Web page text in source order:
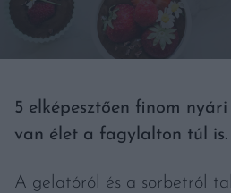
5 elképesztően finom
van élet a fagylalton túl is.
A gelatóról és a sorbetról